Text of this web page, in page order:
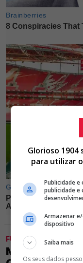
FUTEBOL
MARSELHA
Glorioso
para utilizar
Publicidade
publicidade e
Armazenar
dispositivo
Saiba mais
Os seus dados